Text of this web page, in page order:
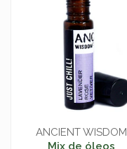
ANCIENT WISDOM
Mix de óleos